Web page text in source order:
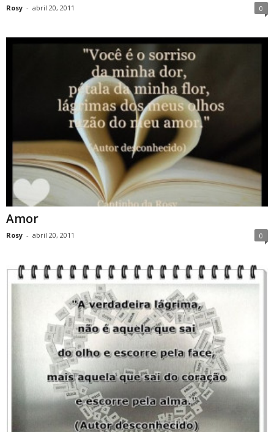
Rosy - abril 20, 2011 0
Amor
Rosy - abril 20, 2011 0